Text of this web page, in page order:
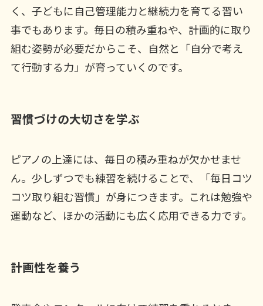
く、子どもに自己管理能力と継続力を育てる習い
事でもあります。毎日の積み重ねや、計画的に取り
組む姿勢が必要だからこそ、自然と「自分で考え
て行動する力」が育っていくのです。
習慣づけの大切さを学ぶ
ピアノの上達には、毎日の積み重ねが欠かせませ
ん。少しずつでも練習を続けることで、「毎日コツ
コツ取り組む習慣」が身につきます。これは勉強や
運動など、ほかの活動にも広く応用できる力です。
計画性を養う